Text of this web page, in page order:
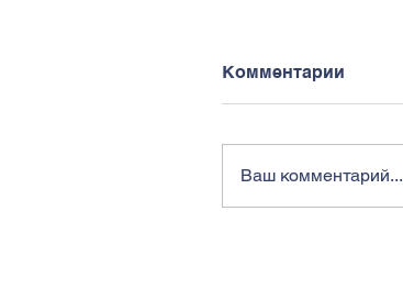
Комментарии
Ваш комментарий...